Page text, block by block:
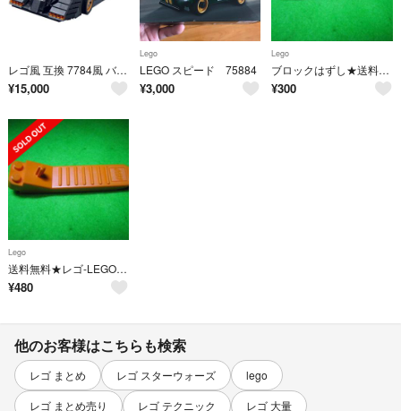
レゴ風 互換 7784風 バットモービル バットマン BATMAN
¥15,000
Lego
LEGO スピード 75884
¥3,000
Lego
ブロックはずし★送料無料★レゴ-LEGO★96874★お子さんでも簡単★新品
¥300
Lego
送料無料★レゴ-LEGO★ブロックはずし★96874★お子さんでも簡単★新品
¥480
他のお客様はこちらも検索
レゴ まとめ レゴ スターウォーズ
lego
レゴ まとめ売り
レゴ テクニック レゴ 大量